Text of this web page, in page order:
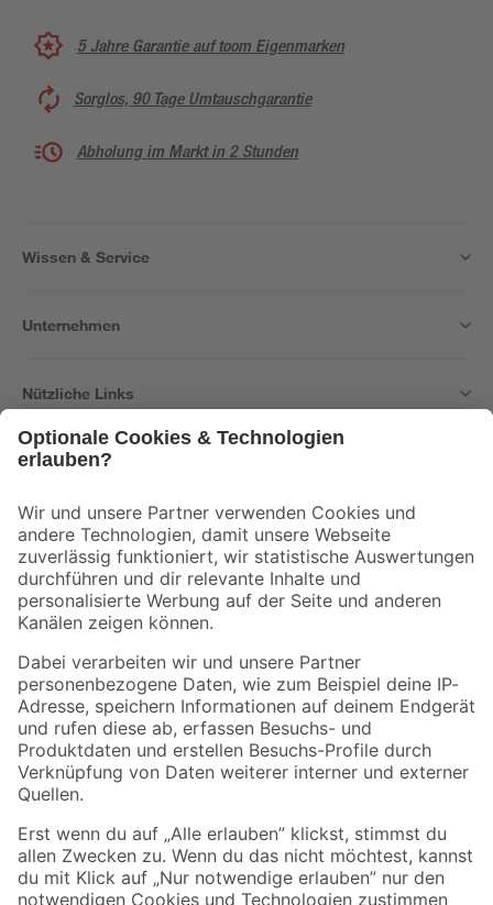
5 Jahre Garantie auf toom Eigenmarken
Sorglos, 90 Tage Umtauschgarantie
Abholung im Markt in 2 Stunden
Wissen & Service
Unternehmen
Nützliche Links
Der toom Newsletter: Keine Angebote und Aktionen mehr verpassen!
Zur Newsletter Anmeldung
Folge uns
Zahlungsarten Versandarten
Sicher einkaufen
Jetzt die toom-App herunterladen